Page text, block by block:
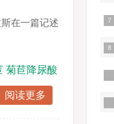
在一篇记述
菊苣降尿酸
阅读更多